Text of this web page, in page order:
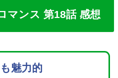
マンス 第18話 感想
魅力的